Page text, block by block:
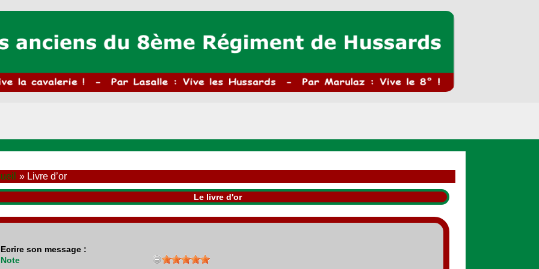
Livre d’or
Le livre d'or
Ecrire son message :
Note